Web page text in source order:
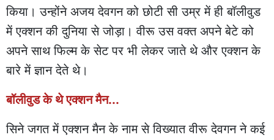
किया। उन्होंने अजय देवगन को छोटी सी उम्र में ही बॉलीवुड
में एक्शन की दुनिया से जोड़ा। वीरू उस वक्त अपने बेटे को
अपने साथ फिल्म के सेट पर भी लेकर जाते थे और एक्शन के
बारे में ज्ञान देते थे।
बॉलीवुड के थे एक्शन मैन...
सिने जगत में एक्शन मैन के नाम से विख्यात वीरू देवगन ने कई